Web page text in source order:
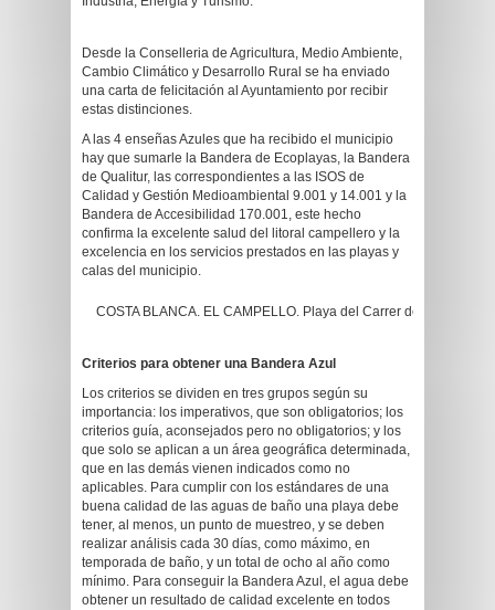
Desde la Conselleria de Agricultura, Medio Ambiente,
Cambio Climático y Desarrollo Rural se ha enviado
una carta de felicitación al Ayuntamiento por recibir
estas distinciones.
A las 4 enseñas Azules que ha recibido el municipio
hay que sumarle la Bandera de Ecoplayas, la Bandera
de Qualitur, las correspondientes a las ISOS de
Calidad y Gestión Medioambiental 9.001 y 14.001 y la
Bandera de Accesibilidad 170.001, este hecho
confirma la excelente salud del litoral campellero y la
excelencia en los servicios prestados en las playas y
calas del municipio.
COSTA BLANCA. EL CAMPELLO. Playa del Carrer de la Mar.
Criterios para obtener una Bandera Azul
Los criterios se dividen en tres grupos según su
importancia: los imperativos, que son obligatorios; los
criterios guía, aconsejados pero no obligatorios; y los
que solo se aplican a un área geográfica determinada,
que en las demás vienen indicados como no
aplicables. Para cumplir con los estándares de una
buena calidad de las aguas de baño una playa debe
tener, al menos, un punto de muestreo, y se deben
realizar análisis cada 30 días, como máximo, en
temporada de baño, y un total de ocho al año como
mínimo. Para conseguir la Bandera Azul, el agua debe
obtener un resultado de calidad excelente en todos